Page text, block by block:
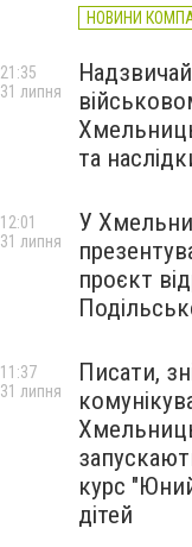
НОВИНИ
та
21:35
31 липня
У
проєкт
12:01
31 липня
Писати,
курс
дітей
11:37
31 липня